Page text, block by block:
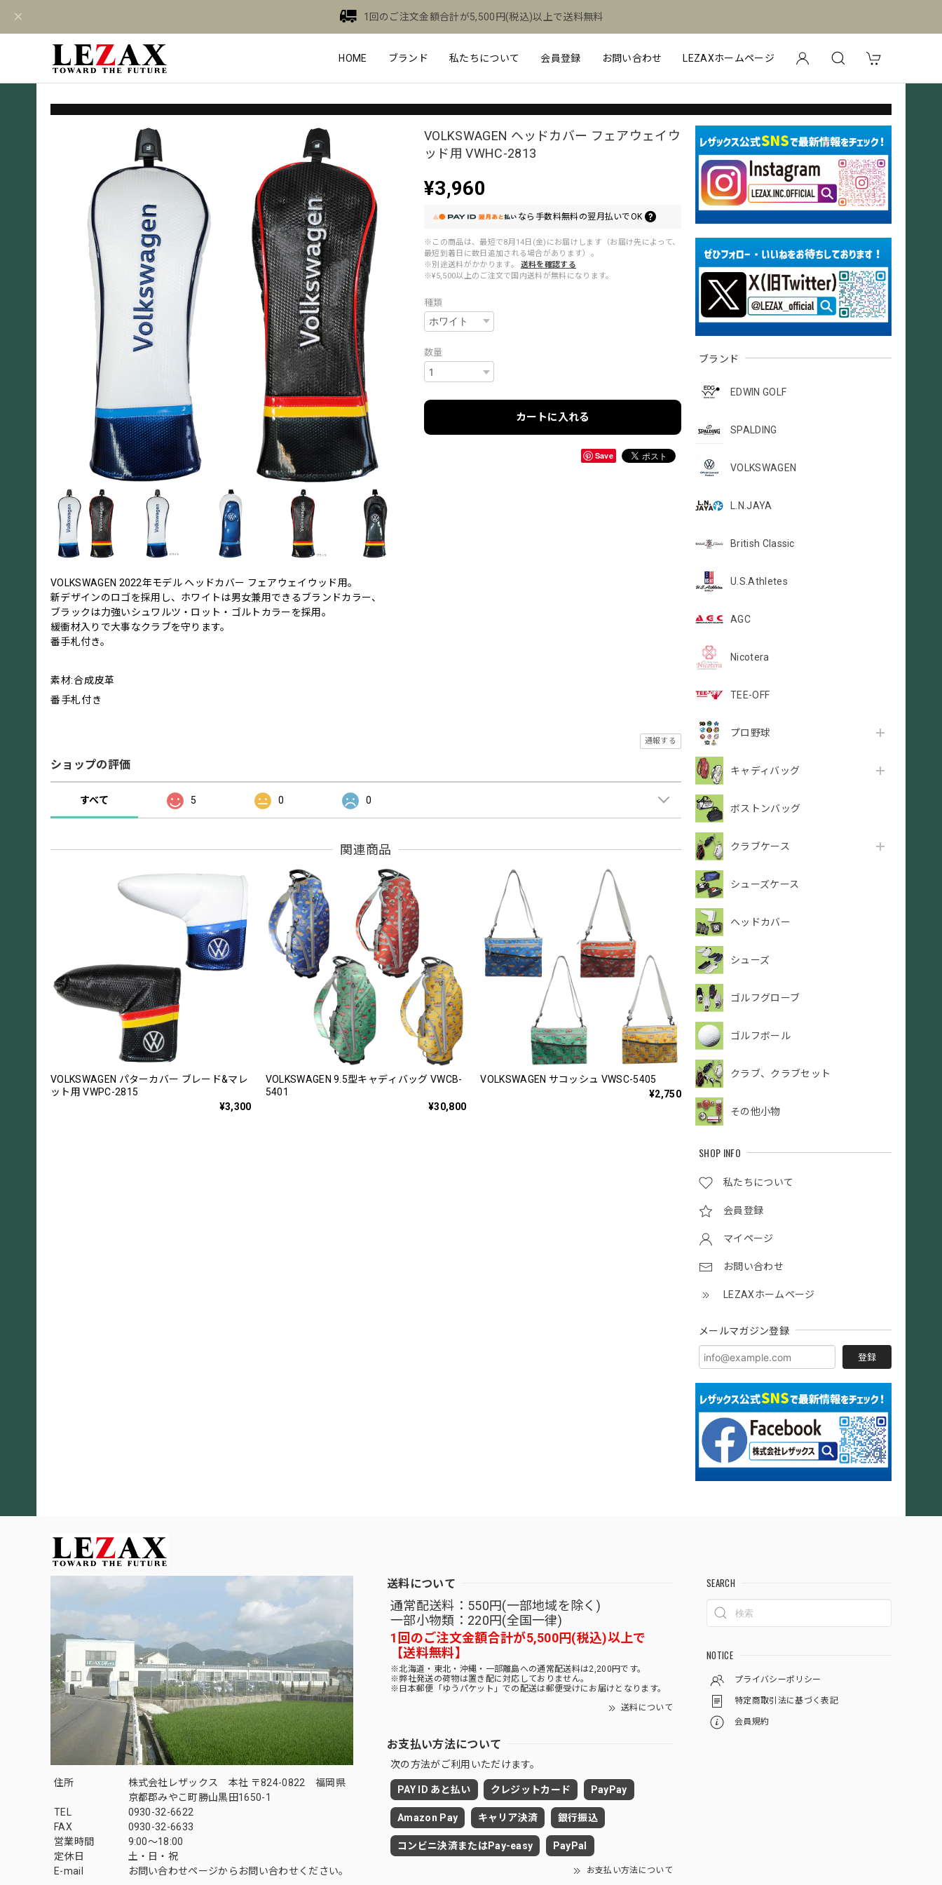
1回のご注文金額合計が5,500円(税込)以上で送料無料
HOME ブランド 私たちについて 会員登録 お問い合わせ LEZAXホームページ
ブランド
EDWIN GOLF
SPALDING
VOLKSWAGEN
L.N.JAYA
British Classic
U.S.Athletes
AGC
Nicotera
TEE-OFF
プロ野球
キャディバッグ
ボストンバッグ
クラブケース
シューズケース
ヘッドカバー
シューズ
ゴルフグローブ
ゴルフボール
クラブ、クラブセット
その他小物
SHOP INFO
私たちについて
会員登録
マイページ
お問い合わせ
LEZAXホームページ
メールマガジン登録
登録
VOLKSWAGEN ヘッドカバー フェアウェイウ
ッド用 VWHC-2813
¥3,960
なら 手数料無料の翌月払いでOK
※この商品は、最短で8月14日(金)にお届けします（お届け先によって、
最短到着日に数日追加される場合があります）。
※別途送料がかかります。
送料を確認する
※¥5,500以上のご注文で国内送料が無料になります。
種類
数量
カートに入れる
Save
VOLKSWAGEN 2022年モデル ヘッドカバー フェアウェイウッド用。
新デザインのロゴを採用し、ホワイトは男女兼用できるブランドカラー、
ブラックは力強いシュワルツ・ロット・ゴルトカラーを採用。
緩衝材入りで大事なクラブを守ります。
番手札付き。
素材:合成皮革
番手札付き
通報する
ショップの評価
すべて 5 0 0
関連商品
VOLKSWAGEN パターカバー ブレード&マレ
ット用 VWPC-2815
¥3,300
VOLKSWAGEN 9.5型キャディバッグ VWCB-
5401
¥30,800
VOLKSWAGEN サコッシュ VWSC-5405
¥2,750
住所
株式会社レザックス 本社 〒824-0822 福岡県
京都郡みやこ町勝山黒田1650-1
TEL
0930-32-6622
FAX
0930-32-6633
営業時間
9:00〜18:00
定休日
土・日・祝
E-mail
お問い合わせページからお問い合わせください。
送料について
通常配送料：550円(一部地域を除く)
一部小物類：220円(全国一律)
1回のご注文金額合計が5,500円(税込)以上で
【送料無料】
※北海道・東北・沖縄・一部離島への通常配送料は2,200円です。
※弊社発送の荷物は置き配に対応しておりません。
※日本郵便「ゆうパケット」での配送は郵便受けにお届けとなります。
送料について
お支払い方法について
次の方法がご利用いただけます。
PAY ID あと払い クレジットカード PayPay
Amazon Pay キャリア決済 銀行振込
コンビニ決済またはPay-easy PayPal
お支払い方法について
SEARCH
NOTICE
プライバシーポリシー
特定商取引法に基づく表記
会員規約